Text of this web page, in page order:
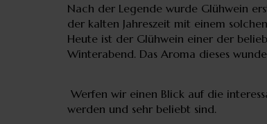
Nach der Legende wurde Glühwein
der kalten Jahreszeit mit einem
Heute ist der Glühwein einer der
Winterabend. Das Aroma dieses
Werfen wir einen Blick auf die
werden und sehr beliebt sind.